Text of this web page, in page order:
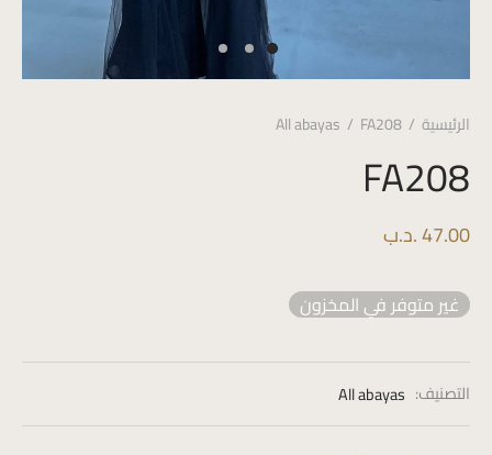
الرئيسية /
All abayas / FA208
FA208
47.00.د.ب
غير متوفر في المخزون
التصنيف: All abayas